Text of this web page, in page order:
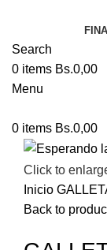
Search
0 items Bs.0,00
Menu
0 items Bs.0,00
Click to
Inicio
Back to